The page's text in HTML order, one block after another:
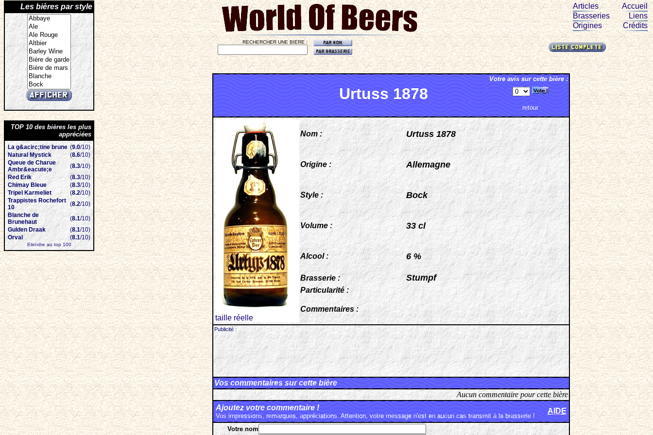
Les bières par style
TOP 10 des bières les plus
appréciées
La g&acirc;tine brune (9.0/10)
Natural Mystick
(8.6/10)
Queue de Charue
Ambr&eacute;e
(8.3/10)
Red Erik
(8.3/10)
Chimay Bleue
(8.3/10)
Tripel Karmeliet
(8.2/10)
Trappistes Rochefort
10
(8.2/10)
Blanche de
Brunehaut
(8.1/10)
Gulden Draak
(8.1/10)
Orval
(8.1/10)
Etendre au top 100
Articles
Brasseries
Origines
Accueil
Liens
Crédits
RECHERCHER UNE BIERE :
Votre avis sur cette bière :
Urtuss 1878
retour
taille réelle
Nom : Urtuss 1878
Origine : Allemagne
Style : Bock
Volume : 33 cl
Alcool : 6 %
Brasserie : Stumpf
Particularité :
Commentaires :
Publicité :
Vos commentaires sur cette bière
Aucun commentaire pour cette bière
Ajoutez votre commentaire !
Vos impressions, remarques, appréciations. Attention, votre message n'est en aucun cas transmit à la brasserie !
AIDE
Votre nom